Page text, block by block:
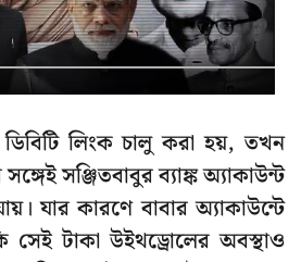
লিংক চালু করা হয়, তখন
সঞ্জিতবাবুর ব্যাঙ্ক অ্যাকাউন্ট
যার কারণে বাবার অ্যাকাউন্টে
সেই টাকা উইথড্রোলের অবস্থাও